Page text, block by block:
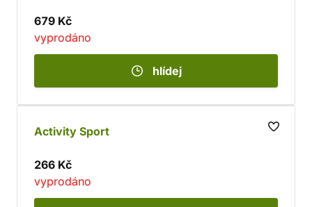
679 Kč
vyprodáno
hlídej
Activity Sport
266 Kč
vyprodáno